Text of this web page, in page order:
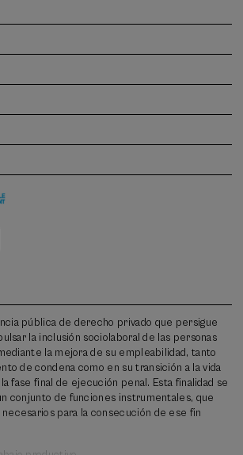
pública de derecho privado que persigue
la inclusión sociolaboral de las personas
la mejora de su empleabilidad, tanto
de condena como en su transición a la vida
fase final de ejecución penal. Esta finalidad se
conjunto de funciones instrumentales, que
para la consecución de ese fin